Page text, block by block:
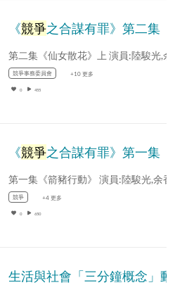
《競爭之合謀有罪》第二集 《仙女散花》上
競爭事務委員會 +10 更多
0 455
《競爭之合謀有罪》第一集 《箭豬行動》
競爭 +4 更多
0 650